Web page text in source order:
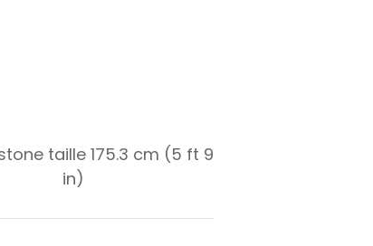
taille 175.3 cm (5 ft 9
in)